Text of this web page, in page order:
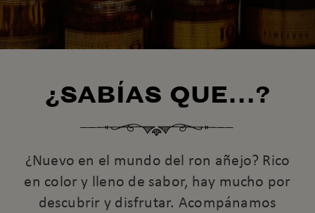
¿SABÍAS QUE…?
¿Nuevo en el mundo del ron añejo? Rico
en color y lleno de sabor, hay mucho por
descubrir y disfrutar. Acompánamos